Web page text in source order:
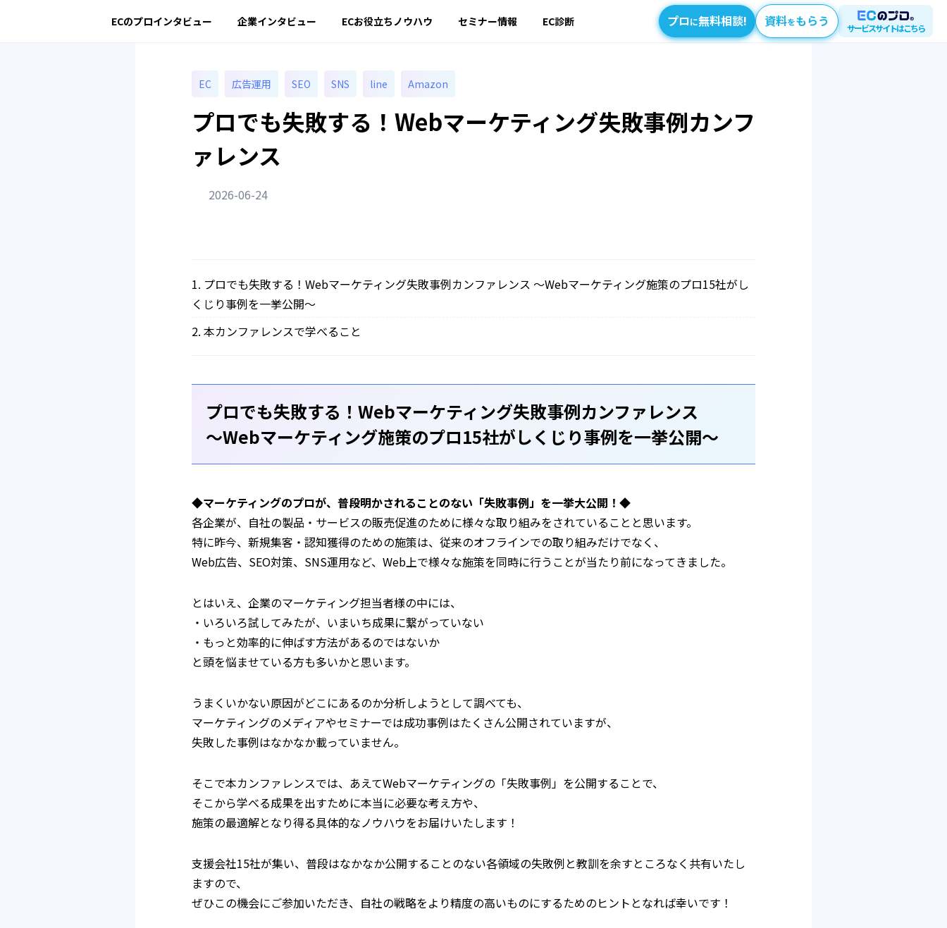
ECのプロインタビュー 企業インタビュー ECお役立ちノウハウ セミナー情報 EC診断 プロに無料相談! 資料をもらう サービスサイトはこちら
EC 広告運用 SEO SNS line Amazon
プロでも失敗する！Webマーケティング失敗事例カンフ
ァレンス
2026-06-24
プロでも失敗する！Webマーケティング失敗事例カンファレンス 〜Webマーケティング施策のプロ15社がし
くじり事例を一挙公開〜
本カンファレンスで学べること
プロでも失敗する！Webマーケティング失敗事例カンファレンス
〜Webマーケティング施策のプロ15社がしくじり事例を一挙公開〜
◆マーケティングのプロが、普段明かされることのない「失敗事例」を一挙大公開！◆
各企業が、自社の製品・サービスの販売促進のために様々な取り組みをされていることと思います。
特に昨今、新規集客・認知獲得のための施策は、従来のオフラインでの取り組みだけでなく、
Web広告、SEO対策、SNS運用など、Web上で様々な施策を同時に行うことが当たり前になってきました。
とはいえ、企業のマーケティング担当者様の中には、
・いろいろ試してみたが、いまいち成果に繋がっていない
・もっと効率的に伸ばす方法があるのではないか
と頭を悩ませている方も多いかと思います。
うまくいかない原因がどこにあるのか分析しようとして調べても、
マーケティングのメディアやセミナーでは成功事例はたくさん公開されていますが、
失敗した事例はなかなか載っていません。
そこで本カンファレンスでは、あえてWebマーケティングの「失敗事例」を公開することで、
そこから学べる成果を出すために本当に必要な考え方や、
施策の最適解となり得る具体的なノウハウをお届けいたします！
支援会社15社が集い、普段はなかなか公開することのない各領域の失敗例と教訓を余すところなく共有いたし
ますので、
ぜひこの機会にご参加いただき、自社の戦略をより精度の高いものにするためのヒントとなれば幸いです！